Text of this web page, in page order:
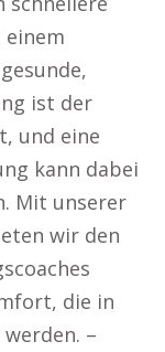
ist der
und eine
kann dabei
Mit unserer
wir den
die in
–